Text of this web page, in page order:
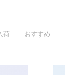
荷 おすすめ